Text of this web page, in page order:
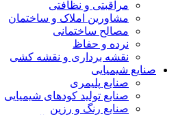
مراقبتی و نظافتی
مشاورین املاک و ساختمان
مصالح ساختمانی
نرده و حفاظ
نقشه برداری و نقشه کشی
صنایع شیمیایی
صنایع پلیمری
صنایع تولید کودهای شیمیایی
صنایع رنگ و رزین